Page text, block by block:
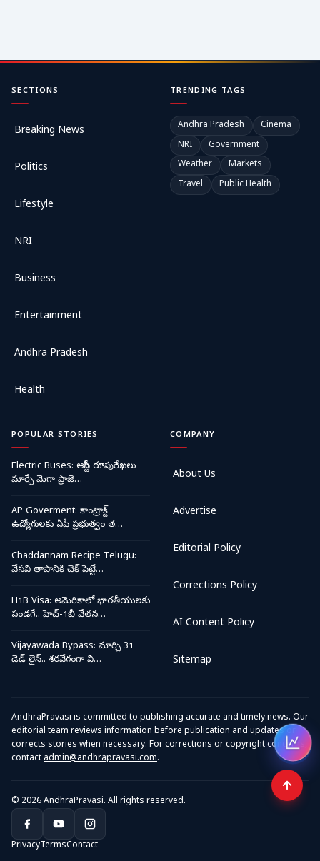
SECTIONS
Breaking News
Politics
Lifestyle
NRI
Business
Entertainment
Andhra Pradesh
Health
TRENDING TAGS
Andhra Pradesh
Cinema
NRI
Government
Weather
Markets
Travel
Public Health
POPULAR STORIES
Electric Buses: ఆర్టీసీ రూపురేఖలు
మార్చే మెగా ప్రాజె…
AP Goverment: కాంట్రాక్ట్
ఉద్యోగులకు ఏపీ ప్రభుత్వం త…
Chaddannam Recipe Telugu:
వేసవి తాపానికి చెక్ పెట్టే…
H1B Visa: అమెరికాలో భారతీయులకు
పండగే.. హెచ్-1బీ వేతన…
Vijayawada Bypass: మార్చి 31
డెడ్ లైన్.. శరవేగంగా వి…
COMPANY
About Us
Advertise
Editorial Policy
Corrections Policy
AI Content Policy
Sitemap
AndhraPravasi is committed to publishing accurate and timely news. Our
editorial team reviews information before publication and updates or
corrects stories when necessary. For corrections or copyright concerns,
contactadmin@andhrapravasi.com.
© 2026 AndhraPravasi. All rights reserved.
PrivacyTermsContact